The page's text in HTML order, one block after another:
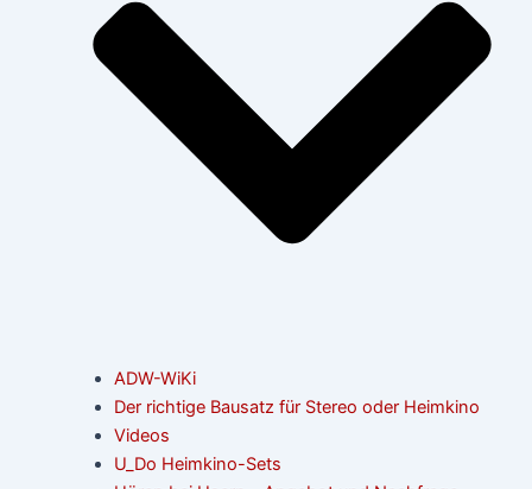
ADW-WiKi
Der richtige Bausatz für Stereo oder Heimkino
Videos
U_Do Heimkino-Sets